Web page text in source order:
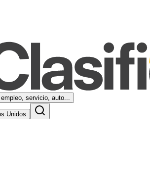
empleo, servicio, auto...
Unidos